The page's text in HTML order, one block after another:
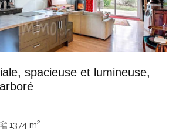
spacieuse et lumineuse,
1374 m2